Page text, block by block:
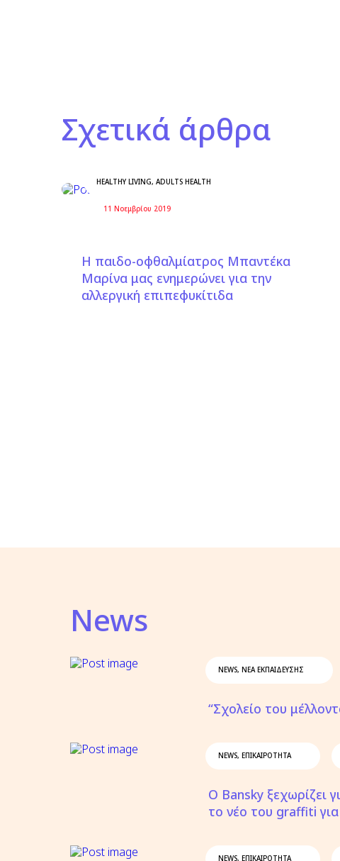
Σχετικά άρθρα
HEALTHY LIVING, ADULTS HEALTH
11 Νοεμβρίου 2019
Η παιδο-οφθαλμίατρος Μπαντέκα
Μαρίνα μας ενημερώνει για την
αλλεργική επιπεφυκίτιδα
News
NEWS, ΝΈΑ ΕΚΠΑΊΔΕΥΣΗΣ
“Σχολείο του
NEWS, ΕΠΙΚΑΙΡΌΤΗΤΑ
O Bansky ξεχωρίζει
το νέο του graffiti
NEWS, ΕΠΙΚΑΙΡΌΤΗΤΑ